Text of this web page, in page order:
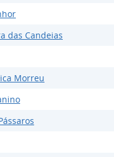
das Candeias
Morreu